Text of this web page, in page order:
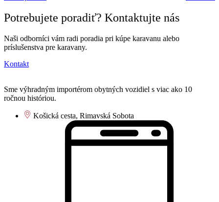
Potrebujete poradiť? Kontaktujte nás
Naši odborníci vám radi poradia pri kúpe karavanu alebo
príslušenstva pre karavany.
Kontakt
Sme výhradným importérom obytných vozidiel s viac ako 10
ročnou históriou.
Košická cesta, Rimavská Sobota